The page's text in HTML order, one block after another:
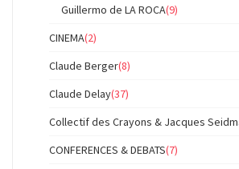
Guillermo de LA ROCA(9)
CINEMA(2)
Claude Berger(8)
Claude Delay(37)
Collectif des Crayons & Jacques
CONFERENCES & DEBATS(7)